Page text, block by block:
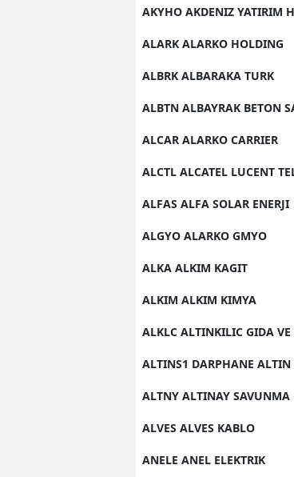
AKYHO AKDENIZ YATIRIM
ALARK ALARKO HOLDING
ALBRK ALBARAKA TURK
ALBTN ALBAYRAK BETON
ALCAR ALARKO CARRIER
ALCTL ALCATEL LUCENT
ALFAS ALFA SOLAR ENERJI
ALGYO ALARKO GMYO
ALKA ALKIM KAGIT
ALKIM ALKIM KIMYA
ALKLC ALTINKILIC GIDA VE
ALTINS1 DARPHANE ALTIN
ALTNY ALTINAY SAVUNMA
ALVES ALVES KABLO
ANELE ANEL ELEKTRIK